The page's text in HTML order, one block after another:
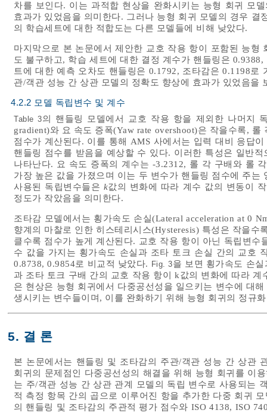
차를 보인다. 이는 과적합 현상을 완화시키는 능형 회귀 모
효과가 있었음을 의미한다. 그러나 능형 회귀 모델의 경우
의 학습세트에 대한 적합도는 다른 모델들에 비해 낮았다.
마지막으로 본 논문에서 제안한 교호 작용 항이 포함된 능
도 불구하고, 학습 세트에 대한 결정 계수가 핸들링은
트에 대한 예측 오차도 핸들링은 0.1792, 조타감은 0.1198
관/객관 성능 간 상관 모델의 정확도 향상에 효과가 있었음을
4.2.2 모델 독립변수 및 계수
Table 3의 핸들링 모델에서 교호 작용 항을 제외한 나머지
gradient)와 요 속도 증폭(Yaw rate overshoot)은 작을수록,
점수가 계산된다. 이를 통해 AMS 사에서는 입력 대비 응답
핸들링 점수를 받음을 예상할 수 있다. 이러한 특성은 일반
나타난다. 요 속도 증폭의 계수는 -3.2312, 롤 각 구배와 롤
가장 높은 값을 가졌으며 이는 두 변수가 핸들링 점수에 주
사용된 독립변수들은 k값의 변화에 따라 계수 값의 변동이
정도가 작았음을 의미한다.
조타감 모델에서는 횡가속도 손실(Lateral acceleration at 0
향계의 마찰로 인한 히스테리시스(Hysteresis) 특성은 작을수
클수록 점수가 높게 계산된다. 교호 작용 항이 아닌 독립변
수 값을 가지는 횡가속도 손실과 조타 토크 손실 간의 교호
0.8738, 0.9854로 비교적 낮았다. Fig. 3을 보면 횡가속도 손
과 조타 토크 구배 간의 교호 작용 항이 k값의 변화에 따라
은 현상은 능형 회귀에서 다중공선성을 일으키는 변수에 대
생시키는 변수들이며, 이를 완화하기 위해 능형 회귀의 정규
5. 결 론
본 논문에서는 핸들링 및 조타감의 주관/객관 성능 간 상관
회귀의 문제점인 다중공선성의 해결을 위해 능형 회귀를 이
는 주/객관 성능 간 상관 관계 모델의 독립 변수로 사용되는
적 측정 항목 간의 곱으로 이루어진 항을 추가한 다중 회귀
의 핸들링 및 조타감의 주관적 평가 점수와 ISO 4138, ISO